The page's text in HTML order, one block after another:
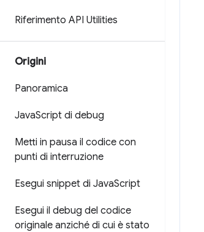
Riferimento API Utilities
Origini
Panoramica
JavaScript di debug
Metti in pausa il codice con
punti di interruzione
Esegui snippet di JavaScript
Esegui il debug del codice
originale anziché di cui è stato